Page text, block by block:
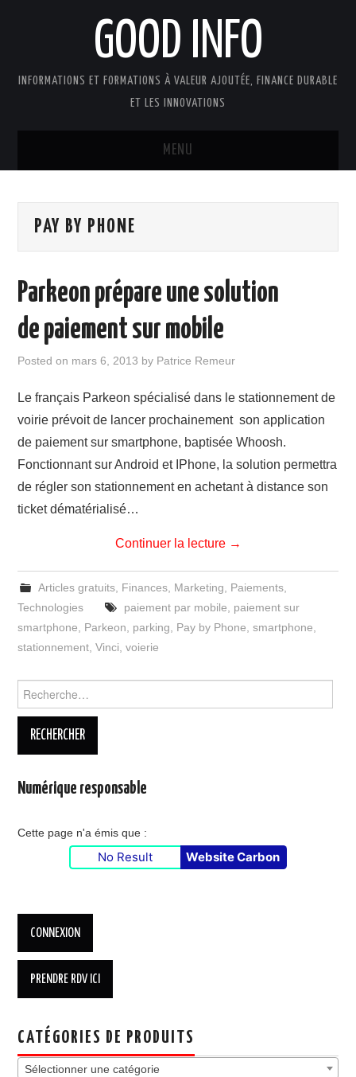
GOOD INFO
INFORMATIONS ET FORMATIONS À VALEUR AJOUTÉE, FINANCE DURABLE
ET LES INNOVATIONS
MENU
GOOD INFO DANS LA PRESSE
PUBLICATIONS
PAY BY PHONE
Parkeon prépare une solution
de paiement sur mobile
Posted on mars 6, 2013 by Patrice Remeur
Le français Parkeon spécialisé dans le stationnement de
voirie prévoit de lancer prochainement son application
de paiement sur smartphone, baptisée Whoosh.
Fonctionnant sur Android et IPhone, la solution permettra
de régler son stationnement en achetant à distance son
ticket dématérialisé…
Continuer la lecture →
Articles gratuits, Finances, Marketing Paiements,
Technologies
paiement par mobile
paiement sur
smartphone
Parkeon parking Pay by Phone ,smartphone
stationnement ,Vinci ,voierie
Numérique responsable
Cette page n'a émis que :
No Result Website Carbon
CATÉGORIES DE PRODUITS
Sélectionner une catégorie